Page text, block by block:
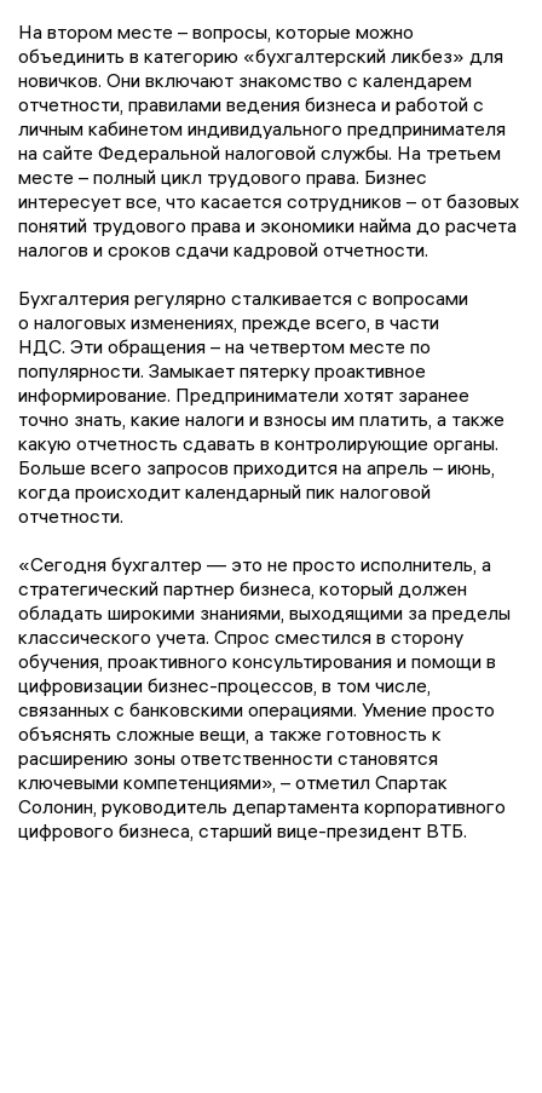
На втором месте – вопросы, которые можно
объединить в категорию «бухгалтерский ликбез» для
новичков. Они включают знакомство с календарем
отчетности, правилами ведения бизнеса и работой с
личным кабинетом индивидуального предпринимателя
на сайте Федеральной налоговой службы. На третьем
месте – полный цикл трудового права. Бизнес
интересует все, что касается сотрудников – от базовых
понятий трудового права и экономики найма до расчета
налогов и сроков сдачи кадровой отчетности.
Бухгалтерия регулярно сталкивается с вопросами
о налоговых изменениях, прежде всего, в части
НДС. Эти обращения – на четвертом месте по
популярности. Замыкает пятерку проактивное
информирование. Предприниматели хотят заранее
точно знать, какие налоги и взносы им платить, а также
какую отчетность сдавать в контролирующие органы.
Больше всего запросов приходится на апрель – июнь,
когда происходит календарный пик налоговой
отчетности.
«Сегодня бухгалтер — это не просто исполнитель, а
стратегический партнер бизнеса, который должен
обладать широкими знаниями, выходящими за пределы
классического учета. Спрос сместился в сторону
обучения, проактивного консультирования и помощи в
цифровизации бизнес-процессов, в том числе,
связанных с банковскими операциями. Умение просто
объяснять сложные вещи, а также готовность к
расширению зоны ответственности становятся
ключевыми компетенциями», – отметил Спартак
Солонин, руководитель департамента корпоративного
цифрового бизнеса, старший вице-президент ВТБ.